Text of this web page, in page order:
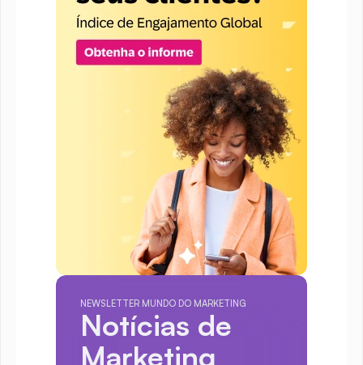
NEWSLETTER MUNDO DO MARKETING
Notícias de
Marketing